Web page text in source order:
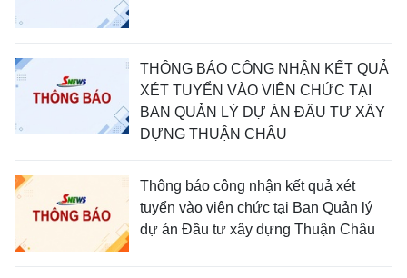
THÔNG BÁO CÔNG NHẬN KẾT QUẢ
XÉT TUYỂN VÀO VIÊN CHỨC TẠI
BAN QUẢN LÝ DỰ ÁN ĐẦU TƯ XÂY
DỰNG THUẬN CHÂU
Thông báo công nhận kết quả xét
tuyển vào viên chức tại Ban Quản lý
dự án Đầu tư xây dựng Thuận Châu